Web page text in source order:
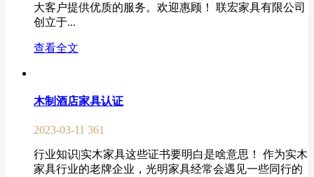
大客户提供优质的服务。欢迎惠顾！ 联宏家具有限公司
创立于...
查看全文
木制酒店家具认证
2023-03-11 361
行业知识|实木家具这些证书要明白是啥意思！ 作为实木
家具行业的老牌企业，光明家具经常会遇见一些同行的